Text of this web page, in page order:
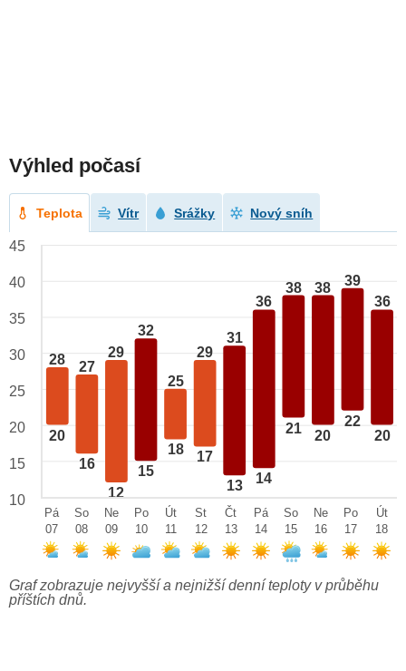
Výhled počasí
Teplota Vítr Srážky Nový sníh
28
20
27
16
29
12
32
15
25
18
29
17
31
13
36
14
38
21
38
20
39
22
36
20
45
40
35
30
25
20
15
10
Pá
07
So
08
Ne
09
Po
10
Út
11
St
12
Čt
13
Pá
14
So
15
Ne
16
Po
17
Út
18
Graf zobrazuje nejvyšší a nejnižší denní teploty v průběhu
příštích dnů.